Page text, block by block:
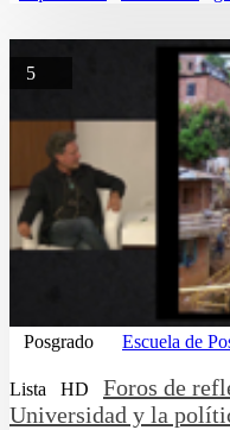
5
Posgrado Escuela de
Lista HD
Foros de
Universidad y la